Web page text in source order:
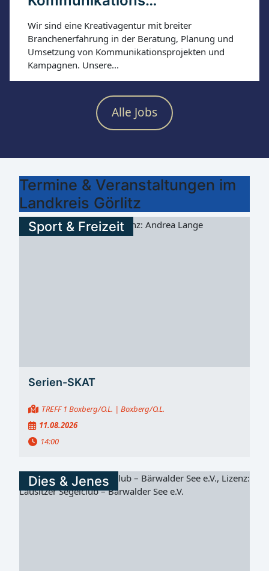
gesetzlichen Feiertagen in Sachsen gilt es ab 00:00 Uhr
bis 03:00 Uhr am Folgetag. Fahrgäste...
Wir sind eine Kreativagentur mit breiter
Branchenerfahrung in der Beratung, Planung und
Umsetzung von Kommunikationsprojekten und
Kampagnen. Unsere...
Alle Jobs
Termine & Veranstaltungen im
Landkreis Görlitz
Sport & Freizeit
Serien-SKAT
TREFF 1 Boxberg/O.L. | Boxberg/O.L.
11.08.2026
14:00
Dies & Jenes